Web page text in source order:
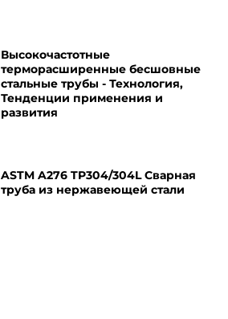
Высокочастотные
терморасширенные бесшовные
стальные трубы - Технология,
Тенденции применения и
развития
ASTM A276 TP304/304L Сварная
труба из нержавеющей стали